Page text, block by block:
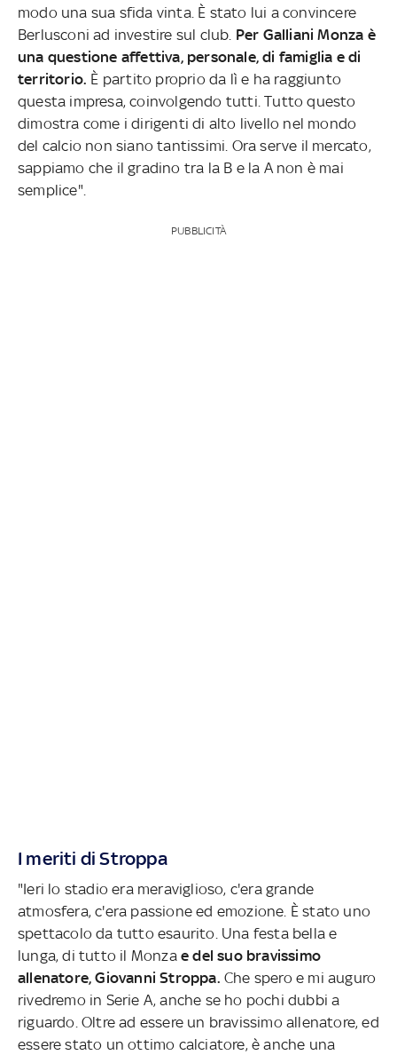
modo una sua sfida vinta. È stato lui a convincere
Berlusconi ad investire sul club. Per Galliani Monza è
una questione affettiva, personale, di famiglia e di
territorio. È partito proprio da lì e ha raggiunto
questa impresa, coinvolgendo tutti. Tutto questo
dimostra come i dirigenti di alto livello nel mondo
del calcio non siano tantissimi. Ora serve il mercato,
sappiamo che il gradino tra la B e la A non è mai
semplice".
PUBBLICITÀ
I meriti di Stroppa
"Ieri lo stadio era meraviglioso, c'era grande
atmosfera, c'era passione ed emozione. È stato uno
spettacolo da tutto esaurito. Una festa bella e
lunga, di tutto il Monza e del suo bravissimo
allenatore, Giovanni Stroppa. Che spero e mi auguro
rivedremo in Serie A, anche se ho pochi dubbi a
riguardo. Oltre ad essere un bravissimo allenatore, ed
essere stato un ottimo calciatore, è anche una